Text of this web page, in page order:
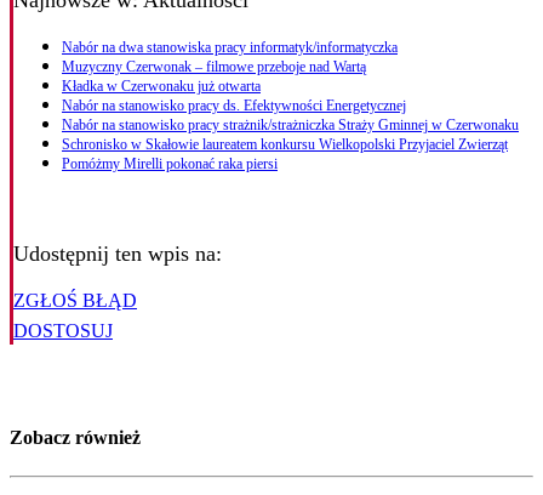
Nabór na dwa stanowiska pracy informatyk/informatyczka
Muzyczny Czerwonak – filmowe przeboje nad Wartą
Kładka w Czerwonaku już otwarta
Nabór na stanowisko pracy ds. Efektywności Energetycznej
Nabór na stanowisko pracy strażnik/strażniczka Straży Gminnej w Czerwonaku
Schronisko w Skałowie laureatem konkursu Wielkopolski Przyjaciel Zwierząt
Pomóżmy Mirelli pokonać raka piersi
Udostępnij ten wpis na:
ZGŁOŚ BŁĄD
DOSTOSUJ
Zobacz również